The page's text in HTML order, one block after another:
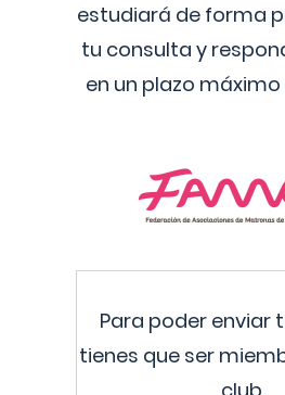
estudiará de forma
tu consulta y
en un plazo máximo
Para poder enviar
tienes que ser